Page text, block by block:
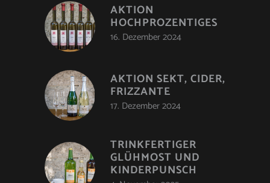
AKTION
HOCHPROZENTIGES
16. Dezember 2024
AKTION SEKT, CIDER,
FRIZZANTE
17. Dezember 2024
TRINKFERTIGER
GLÜHMOST UND
KINDERPUNSCH